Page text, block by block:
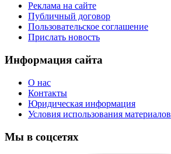
Реклама на сайте
Публичный договор
Пользовательское соглашение
Прислать новость
Информация сайта
О нас
Контакты
Юридическая информация
Условия использования материалов
Мы в соцсетях